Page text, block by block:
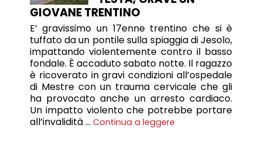
GIOVANE TRENTINO
E’ gravissimo un 17enne trentino che si è
tuffato da un pontile sulla spiaggia di Jesolo,
impattando violentemente contro il basso
fondale. È accaduto sabato notte. Il ragazzo
è ricoverato in gravi condizioni all’ospedale
di Mestre con un trauma cervicale che gli
ha provocato anche un arresto cardiaco.
Un impatto violento che potrebbe portare
all’invalidità … Continua a leggere